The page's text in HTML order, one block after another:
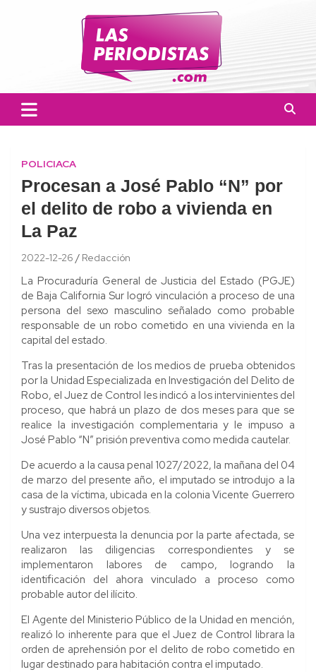
Las Periodistas
informado a la población.
POLICIACA
Procesan a José Pablo “N” por
el delito de robo a vivienda en
La Paz
2022-12-26 Redacción
La Procuraduría General de Justicia del Estado (PGJE)
de Baja California Sur logró vinculación a proceso de una
persona del sexo masculino señalado como probable
responsable de un robo cometido en una vivienda en la
capital del estado.
Tras la presentación de los medios de prueba obtenidos
por la Unidad Especializada en Investigación del Delito de
Robo, el Juez de Control les indicó a los intervinientes del
proceso, que habrá un plazo de dos meses para que se
realice la investigación complementaria y le impuso a
José Pablo “N” prisión preventiva como medida cautelar.
De acuerdo a la causa penal 1027/2022, la mañana del 04
de marzo del presente año, el imputado se introdujo a la
casa de la víctima, ubicada en la colonia Vicente Guerrero
y sustrajo diversos objetos.
Una vez interpuesta la denuncia por la parte afectada, se
realizaron las diligencias correspondientes y se
implementaron labores de campo, logrando la
identificación del ahora vinculado a proceso como
probable autor del ilícito.
El Agente del Ministerio Público de la Unidad en mención,
realizó lo inherente para que el Juez de Control librara la
orden de aprehensión por el delito de robo cometido en
lugar destinado para habitación contra el imputado.